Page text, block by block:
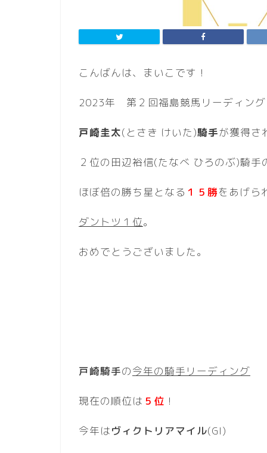
こんばんは、まいこです！
2023年 第２回福島競馬リーディン
戸崎圭太(とさき けいた)騎手が獲得さ
２位の田辺裕信(たなべ ひろのぶ)騎手
ほぼ倍の勝ち星となる １５勝をあげら
ダントツ１位。
おめでとうございました。
戸崎騎手の今年の騎手リーディング
現在の順位は ５位 ！
今年はヴィクトリアマイル(GI)